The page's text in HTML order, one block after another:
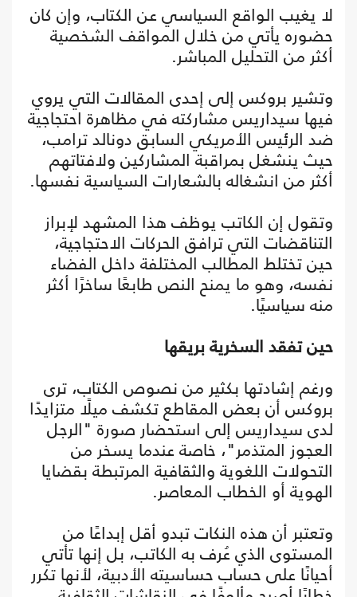
لا يغيب الواقع السياسي عن الكتاب، وإن كان
حضوره يأتي من خلال المواقف الشخصية
أكثر من التحليل المباشر.
وتشير بروكس إلى إحدى المقالات التي يروي
فيها سيداريس مشاركته في مظاهرة احتجاجية
ضد الرئيس الأمريكي السابق دونالد ترامب،
حيث ينشغل بمراقبة المشاركين ولافتاتهم
أكثر من انشغاله بالشعارات السياسية نفسها.
وتقول إن الكاتب يوظف هذا المشهد لإبراز
التناقضات التي ترافق الحركات الاحتجاجية،
حين تختلط المطالب المختلفة داخل الفضاء
نفسه، وهو ما يمنح النص طابعًا ساخرًا أكثر
منه سياسيًا.
حين تفقد السخرية بريقها
ورغم إشادتها بكثير من نصوص الكتاب، ترى
بروكس أن بعض المقاطع تكشف ميلًا متزايدًا
لدى سيداريس إلى استحضار صورة "الرجل
العجوز المتذمر"، خاصة عندما يسخر من
التحولات اللغوية والثقافية المرتبطة بقضايا
الهوية أو الخطاب المعاصر.
وتعتبر أن هذه النكات تبدو أقل إبداعًا من
المستوى الذي عُرف به الكاتب، بل إنها تأتي
أحيانًا على حساب حساسيته الأدبية، لأنها تكرر